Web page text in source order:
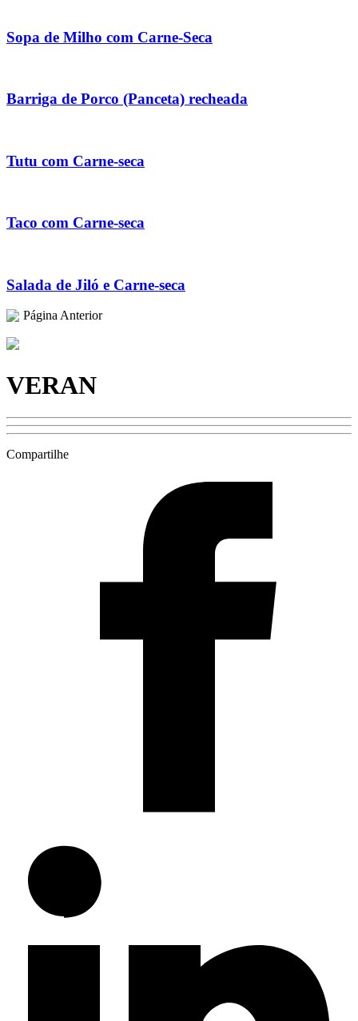
Sopa de Milho com Carne-Seca
Barriga de Porco (Panceta) recheada
Tutu com Carne-seca
Taco com Carne-seca
Salada de Jiló e Carne-seca
Página Anterior
VERAN
Compartilhe